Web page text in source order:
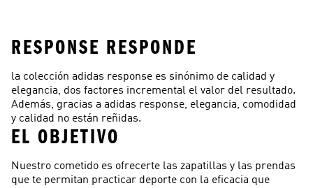
RESPONSE RESPONDE
la colección adidas response es sinónimo de calidad y
elegancia, dos factores incremental el valor del resultado.
Además, gracias a adidas response, elegancia, comodidad
y calidad no están reñidas.
EL OBJETIVO
Nuestro cometido es ofrecerte las zapatillas y las prendas
que te permitan practicar deporte con la eficacia que